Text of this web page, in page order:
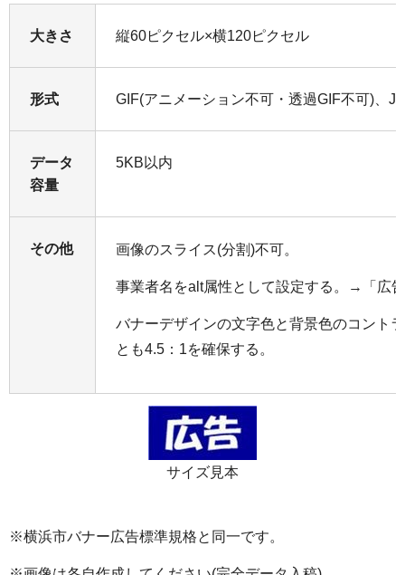
大きさ 縦60ピクセル×横120ピクセル
形式 GIF(アニメーション不可・透過GIF不可)、
データ
容量
5KB以内
その他 画像のスライス(分割)不可。
事業者名をalt属性として設定する。→「広
バナーデザインの文字色と背景色のコント
とも4.5：1を確保する。
サイズ見本
※横浜市バナー広告標準規格と同一です。